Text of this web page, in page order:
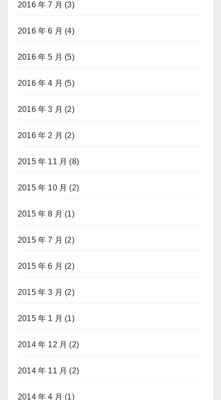
2016 年 7 月 (3)
2016 年 6 月 (4)
2016 年 5 月 (5)
2016 年 4 月 (5)
2016 年 3 月 (2)
2016 年 2 月 (2)
2015 年 11 月 (8)
2015 年 10 月 (2)
2015 年 8 月 (1)
2015 年 7 月 (2)
2015 年 6 月 (2)
2015 年 3 月 (2)
2015 年 1 月 (1)
2014 年 12 月 (2)
2014 年 11 月 (2)
2014 年 4 月 (1)